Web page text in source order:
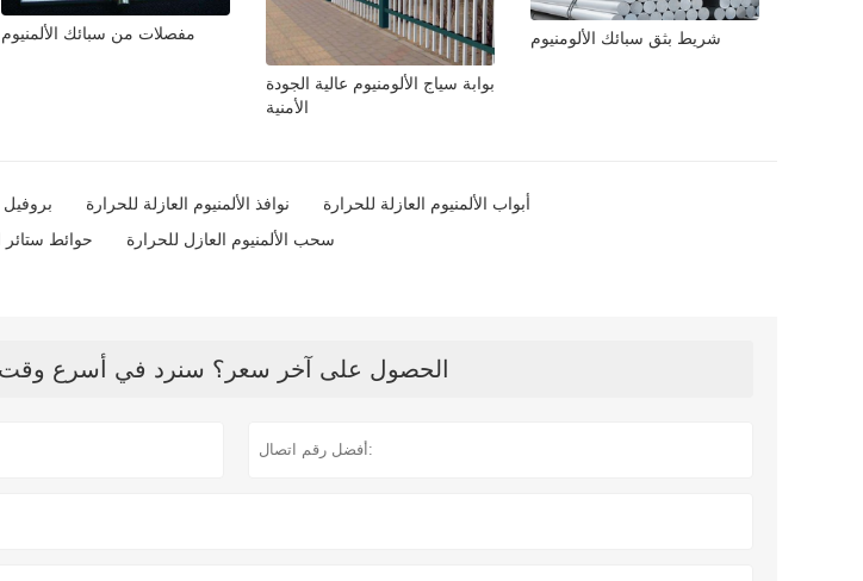
مفصلات من سبائك الألمنيوم
بوابة سياج الألومنيوم عالية الجودة
الأمنية
شريط بثق سبائك الألومنيوم
بروفيل نوافذ الألمنيوم العازلة للحرارة
أبواب الألمنيوم العازلة للحرارة
حوائط ستائر
سحب الألمنيوم العازل للحرارة
الحصول على آخر سعر؟ سنرد في أسرع وقت ممكن